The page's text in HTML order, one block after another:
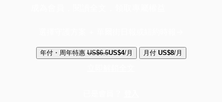
年付・周年特惠 US$6.5US$4/月 月付 US$8/月